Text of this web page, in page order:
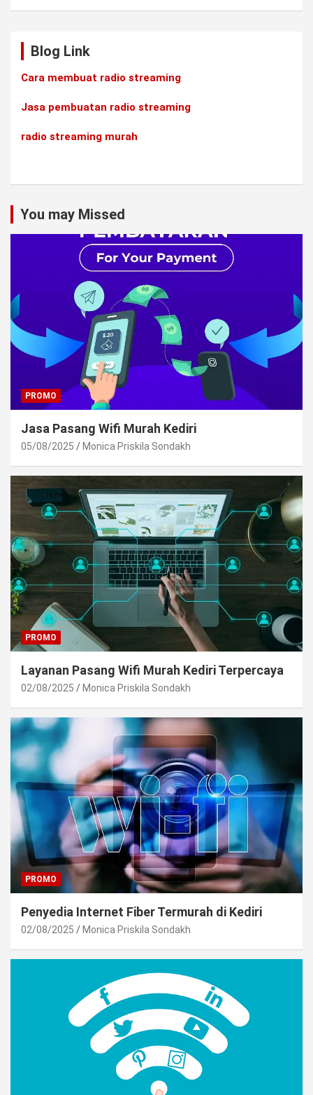
Blog Link
Cara membuat radio streaming
Jasa pembuatan radio streaming
radio streaming murah
You may Missed
PROMO
Jasa Pasang Wifi Murah Kediri
05/08/2025 Monica Priskila Sondakh
PROMO
Layanan Pasang Wifi Murah Kediri Terpercaya
02/08/2025 Monica Priskila Sondakh
PROMO
Penyedia Internet Fiber Termurah di Kediri
02/08/2025 Monica Priskila Sondakh